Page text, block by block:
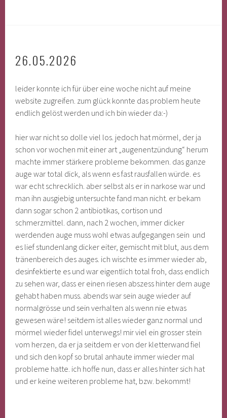
26.05.2026
leider konnte ich für über eine woche nicht auf meine
website zugreifen. zum glück konnte das problem heute
endlich gelöst werden und ich bin wieder da:-)
hier war nicht so dolle viel los. jedoch hat mörmel, der ja
schon vor wochen mit einer art „augenentzündung“ herum
machte immer stärkere probleme bekommen. das ganze
auge war total dick, als wenn es fast rausfallen würde. es
war echt schrecklich. aber selbst als er in narkose war und
man ihn ausgiebig untersuchte fand man nicht. er bekam
dann sogar schon 2 antibiotikas, cortison und
schmerzmittel. dann, nach 2 wochen, immer dicker
werdenden auge muss wohl etwas aufgegangen sein und
es lief stundenlang dicker eiter, gemischt mit blut, aus dem
tränenbereich des auges. ich wischte es immer wieder ab,
desinfektierte es und war eigentlich total froh, dass endlich
zu sehen war, dass er einen riesen abszess hinter dem auge
gehabt haben muss. abends war sein auge wieder auf
normalgrösse und sein verhalten als wenn nie etwas
gewesen wäre! seitdem ist alles wieder ganz normal und
mörmel wieder fidel unterwegs! mir viel ein grosser stein
vom herzen, da er ja seitdem er von der kletterwand fiel
und sich den kopf so brutal anhaute immer wieder mal
probleme hatte. ich hoffe nun, dass er alles hinter sich hat
und er keine weiteren probleme hat, bzw. bekommt!